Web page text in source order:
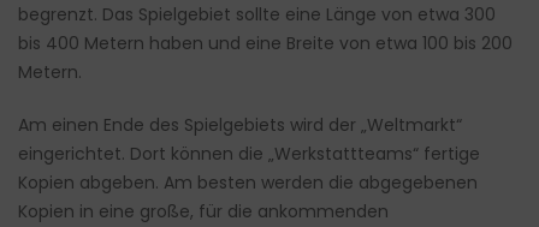
begrenzt. Das Spielgebiet sollte eine Länge von etwa 300
bis 400 Metern haben und eine Breite von etwa 100 bis 200
Metern.
Am einen Ende des Spielgebiets wird der „Weltmarkt“
eingerichtet. Dort können die „Werkstattteams“ fertige
Kopien abgeben. Am besten werden die abgegebenen
Kopien in eine große, für die ankommenden